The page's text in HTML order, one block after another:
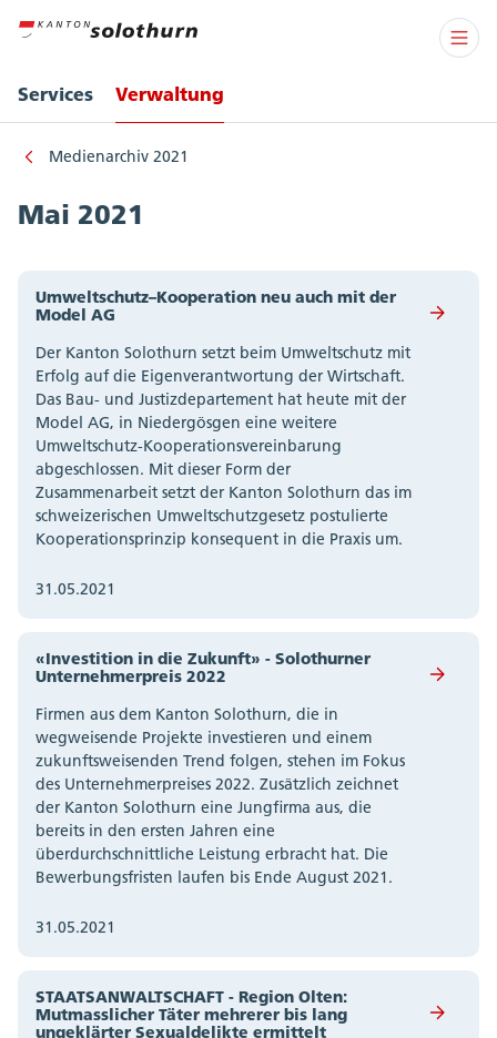
Services Verwaltung
Medienarchiv 2021
Mai 2021
Umweltschutz–Kooperation neu auch mit der
Model AG
Der Kanton Solothurn setzt beim Umweltschutz mit
Erfolg auf die Eigenverantwortung der Wirtschaft.
Das Bau- und Justizdepartement hat heute mit der
Model AG, in Niedergösgen eine weitere
Umweltschutz-Kooperationsvereinbarung
abgeschlossen. Mit dieser Form der
Zusammenarbeit setzt der Kanton Solothurn das im
schweizerischen Umweltschutzgesetz postulierte
Kooperationsprinzip konsequent in die Praxis um.
31.05.2021
«Investition in die Zukunft» - Solothurner
Unternehmerpreis 2022
Firmen aus dem Kanton Solothurn, die in
wegweisende Projekte investieren und einem
zukunftsweisenden Trend folgen, stehen im Fokus
des Unternehmerpreises 2022. Zusätzlich zeichnet
der Kanton Solothurn eine Jungfirma aus, die
bereits in den ersten Jahren eine
überdurchschnittliche Leistung erbracht hat. Die
Bewerbungsfristen laufen bis Ende August 2021.
31.05.2021
STAATSANWALTSCHAFT - Region Olten:
Mutmasslicher Täter mehrerer bis lang
ungeklärter Sexualdelikte ermittelt